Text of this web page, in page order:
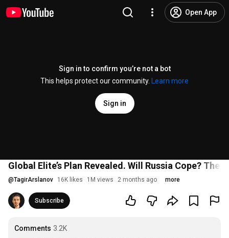
Open App
Sign in to confirm you’re not a bot
This helps protect our community.
Learn more
Sign in
Global Elite’s Plan Revealed. Will Russia Cope?
@TagirArslanov 16K likes 1M views 2 months ago more
Subscribe
Comments 3.2K